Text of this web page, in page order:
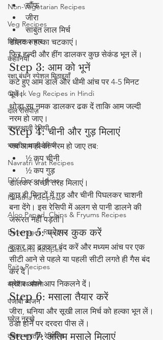
Non-Vegetarian Recipes
Veg Recipes
मिश्रित अचार
कहानियाँ
रक्षा बंधन स्पेशल मिठाइयाँ
Quick Veg Recipes in Hindi
दाल रेसिपीज़
राजस्थानी रेसिपी
भारतीय थाली रेसिपी
Navratri Vrat Recipes
DIY Decor Ideas
Paratha Recipes
Aloo Papad, Chips & Fryums Recipes
Beverages Recipes
Desserts Recipes
Raita Recipes
बच्चों का पोषण
पंजाबी व्यंजन
घरेलू नुस्खे
दक्षिण भारतीय रेसिपीज़
सौंफ
जीरा
साबुत लाल मिर्च
डालकर हल्का चटकाएं।
फिर हल्दी और हींग डालकर कुछ सेकंड भून लें।
Step 3: आम को भूनें
कटे हुए आम डालें और धीमी आंच पर 4-5 मिनट
भूनें।
थोड़ा सा नमक डालकर ढक दें ताकि आम जल्दी
नरम हो जाए।
Step 4: चीनी और गुड़ मिलाएं
जब आम हल्का नरम हो जाए तब:
½ कप चीनी
½ कप गुड़
डालकर अच्छी तरह मिलाएं।
कुछ ही मिनटों में गुड़ और चीनी पिघलकर चाशनी
बना देंगे। इस रेसिपी में अलग से पानी डालने की
जरूरत नहीं पड़ती।
Step 5: प्रेशर कुक करें
कुकर का ढक्कन बंद करें और मध्यम आंच पर एक
सीटी आने से पहले या पहली सीटी लगते ही गैस बंद
कर दें।
प्रेशर अपने आप निकलने दें।
Step 6: मसाला तैयार करें
जीरा, धनिया और सूखी लाल मिर्च को हल्का भून लें।
ठंडा होने पर दरदरा पीस लें।
Step 7: अंतिम मसाले मिलाएं